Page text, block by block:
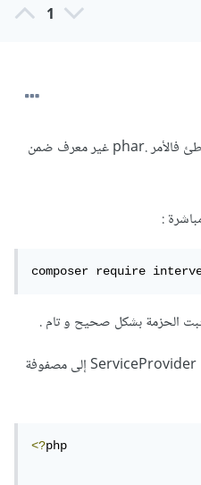
1
يحدث هذا لأنك تكتب الأمر بشكل خاطئ فالأمر .phar غير معرف ضمن
:
composer require
الحزمة بشكل صحيح و تام .
1 . تحتاج إلى إضافة موفر الخدمة ServiceProvider إلى مصفوفة
<?php